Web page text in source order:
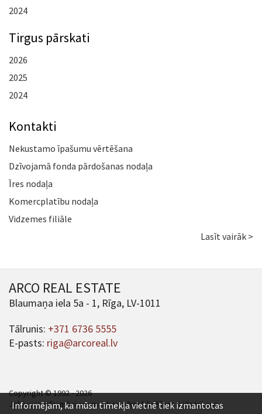
2024
Tirgus pārskati
2026
2025
2024
Kontakti
Nekustamo īpašumu vērtēšana
Dzīvojamā fonda pārdošanas nodaļa
Īres nodaļa
Komercplatību nodaļa
Vidzemes filiāle
Lasīt vairāk >
ARCO REAL ESTATE
Blaumaņa iela 5a - 1, Rīga, LV-1011
Tālrunis: +371 6736 5555
E-pasts: riga@arcoreal.lv
Copyright © 1992 - 2026
Jebkuras informācijas un satura pārpublicēšana ir jāsaskaņo.
Informējam, ka mūsu tīmekļa vietnē tiek izmantotas